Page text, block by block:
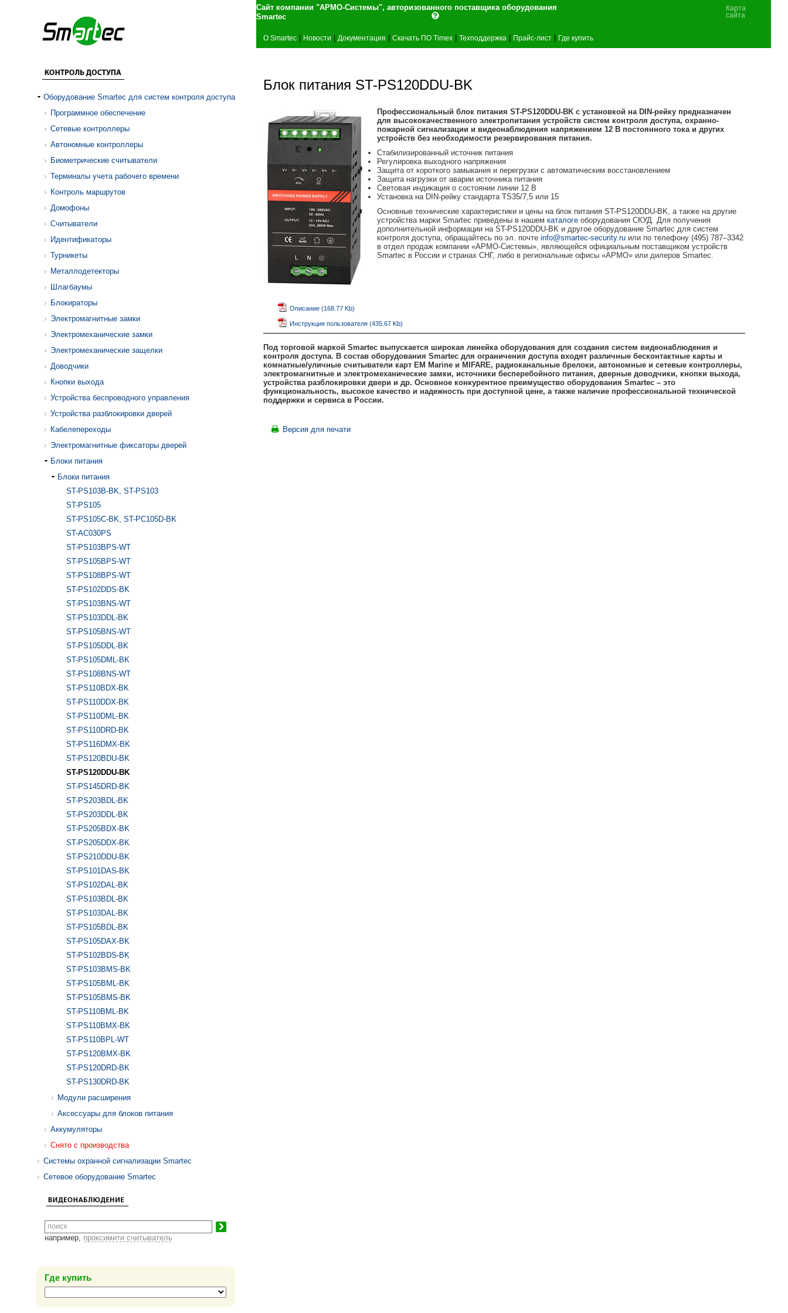
Сайт компании "АРМО-Системы", авторизованного поставщика оборудования
Smartec
Карта
сайта
О Smartec Новости Документация Скачать ПО Timex Техподдержка Прайс-лист Где купить
Оборудование Smartec для систем контроля доступа
Программное обеспечение
Сетевые контроллеры
Автономные контроллеры
Биометрические считыватели
Терминалы учета рабочего времени
Контроль маршрутов
Домофоны
Считыватели
Идентификаторы
Турникеты
Металлодетекторы
Шлагбаумы
Блокираторы
Электромагнитные замки
Электромеханические замки
Электромеханические защелки
Доводчики
Кнопки выхода
Устройства беспроводного управления
Устройства разблокировки дверей
Кабелепереходы
Электромагнитные фиксаторы дверей
Блоки питания
Блоки питания
ST-PS103B-BK, ST-PS103
ST-PS105
ST-PS105C-BK, ST-PC105D-BK
ST-AC030PS
ST-PS103BPS-WT
ST-PS105BPS-WT
ST-PS108BPS-WT
ST-PS102DDS-BK
ST-PS103BNS-WT
ST-PS103DDL-BK
ST-PS105BNS-WT
ST-PS105DDL-BK
ST-PS105DML-BK
ST-PS108BNS-WT
ST-PS110BDX-BK
ST-PS110DDX-BK
ST-PS110DML-BK
ST-PS110DRD-BK
ST-PS116DMX-BK
ST-PS120BDU-BK
ST-PS120DDU-BK
ST-PS145DRD-BK
ST-PS203BDL-BK
ST-PS203DDL-BK
ST-PS205BDX-BK
ST-PS205DDX-BK
ST-PS210DDU-BK
ST-PS101DAS-BK
ST-PS102DAL-BK
ST-PS103BDL-BK
ST-PS103DAL-BK
ST-PS105BDL-BK
ST-PS105DAX-BK
ST-PS102BDS-BK
ST-PS103BMS-BK
ST-PS105BML-BK
ST-PS105BMS-BK
ST-PS110BML-BK
ST-PS110BMX-BK
ST-PS110BPL-WT
ST-PS120BMX-BK
ST-PS120DRD-BK
ST-PS130DRD-BK
Модули расширения
Аксессуары для блоков питания
Аккумуляторы
Снято с производства
Системы охранной сигнализации Smartec
Сетевое оборудование Smartec
например, проксимити считыватель
Где купить
Блок питания ST-PS120DDU-BK
Профессиональный блок питания ST-PS120DDU-BK с установкой на DIN-рейку предназначен
для высококачественного электропитания устройств систем контроля доступа, охранно-
пожарной сигнализации и видеонаблюдения напряжением 12 В постоянного тока и других
устройств без необходимости резервирования питания.
Стабилизированный источник питания
Регулировка выходного напряжения
Защита от короткого замыкания и перегрузки с автоматическим восстановлением
Защита нагрузки от аварии источника питания
Световая индикация о состоянии линии 12 В
Установка на DIN-рейку стандарта TS35/7,5 или 15
Основные технические характеристики и цены на блок питания ST-PS120DDU-BK, а также на другие
устройства марки Smartec приведены в нашем каталоге оборудования СКУД. Для получения
дополнительной информации на ST-PS120DDU-BK и другое оборудование Smartec для систем
контроля доступа, обращайтесь по эл. почте info@smartec-security.ru или по телефону (495) 787–3342
в отдел продаж компании «АРМО-Системы», являющейся официальным поставщиком устройств
Smartec в России и странах СНГ, либо в региональные офисы «АРМО» или дилеров Smartec.
Описание (168.77 Kb)
Инструкция пользователя (435.67 Kb)
Под торговой маркой Smartec выпускается широкая линейка оборудования для создания систем видеонаблюдения и
контроля доступа. В состав оборудования Smartec для ограничения доступа входят различные бесконтактные карты и
комнатные/уличные считыватели карт EM Marine и MIFARE, радиоканальные брелоки, автономные и сетевые контроллеры,
электромагнитные и электромеханические замки, источники бесперебойного питания, дверные доводчики, кнопки выхода,
устройства разблокировки двери и др. Основное конкурентное преимущество оборудования Smartec – это
функциональность, высокое качество и надежность при доступной цене, а также наличие профессиональной технической
поддержки и сервиса в России.
Версия для печати